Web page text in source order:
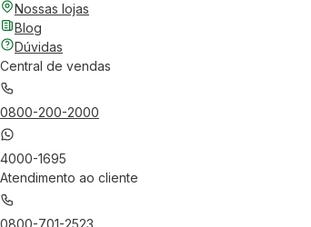
Nossas lojas
Blog
Dúvidas
Central de vendas
0800-200-2000
4000-1695
Atendimento ao cliente
0800-701-2523